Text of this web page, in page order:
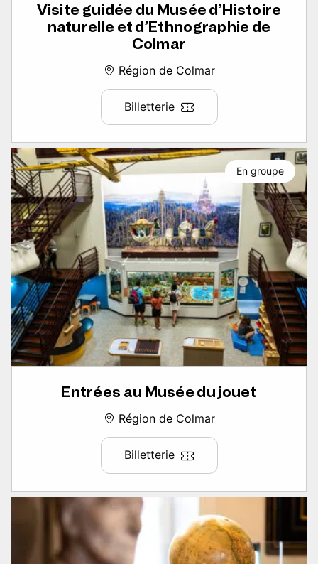
Visite guidée du Musée d’Histoire
naturelle et d’Ethnographie de
Colmar
Région de Colmar
Billetterie
Entrées au Musée du jouet
Région de Colmar
Billetterie
En groupe